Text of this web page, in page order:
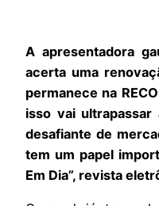
A apresentadora
acerta uma
permanece na
isso vai ultrapassar
desafiante de
tem um papel
Em Dia”, revista